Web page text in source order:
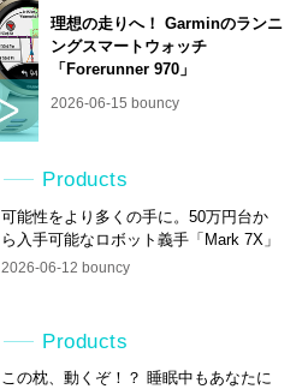
理想の走りへ！ Garminのランニ
ングスマートウォッチ
「Forerunner 970」
2026-06-15 bouncy
Products
可能性をより多くの手に。50万円台か
ら入手可能なロボット義手「Mark 7X」
2026-06-12 bouncy
Products
この枕、動くぞ！？ 睡眠中もあなたに